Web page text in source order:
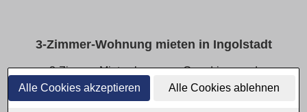
Alle Cookies akzeptieren Alle Cookies ablehnen
3-Zimmer-Wohnung mieten in Ingolstadt
3-Zimmer-Mietwohnungen: Grundrisse und
Ausstattung im Überblick